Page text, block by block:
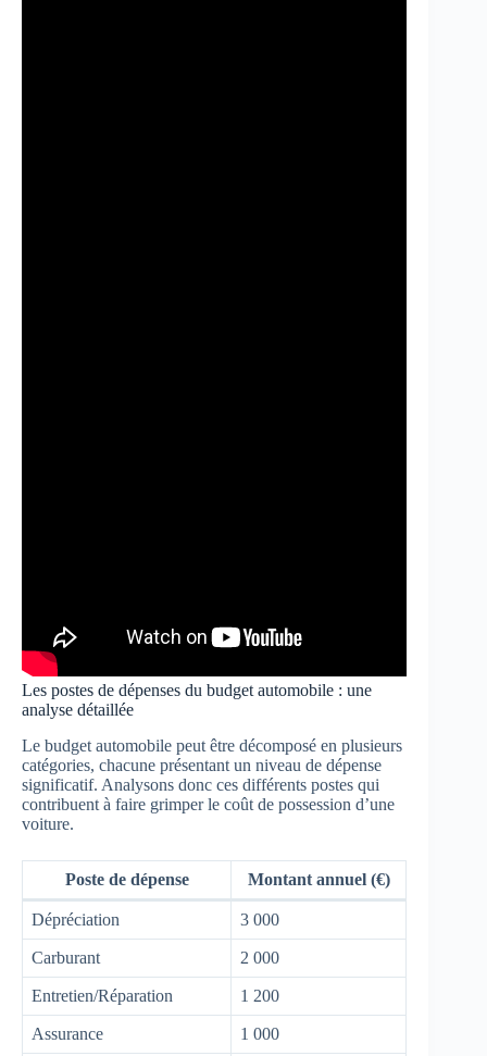
Les postes de dépenses du budget automobile : une
analyse détaillée
Le budget automobile peut être décomposé en plusieurs
catégories, chacune présentant un niveau de dépense
significatif. Analysons donc ces différents postes qui
contribuent à faire grimper le coût de possession d’une
voiture.
Poste de dépense Montant annuel (€)
Dépréciation 3 000
Carburant 2 000
Entretien/Réparation 1 200
Assurance 1 000